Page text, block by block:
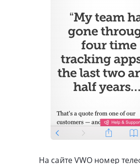
На сайте VWO номер